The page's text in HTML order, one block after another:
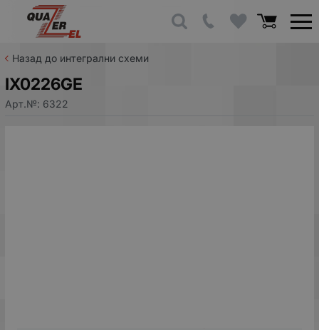
Назад до интегрални схеми
IX0226GE
Арт.№: 6322